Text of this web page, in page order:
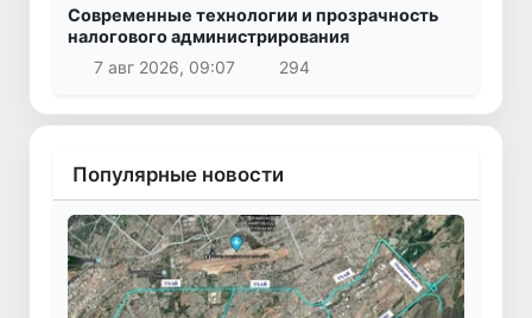
Современные технологии и прозрачность
налогового администрирования
7 авг 2026, 09:07
294
Популярные новости